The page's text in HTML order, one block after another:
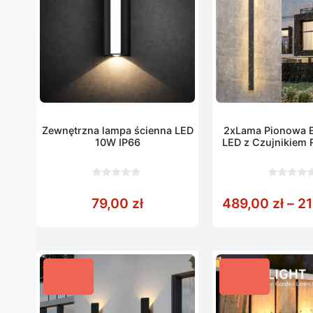
Zewnętrzna lampa ścienna LED
10W IP66
5
79,00 zł
2xLama Pionowa
LED z Czujnikiem
5
489,00 zł –